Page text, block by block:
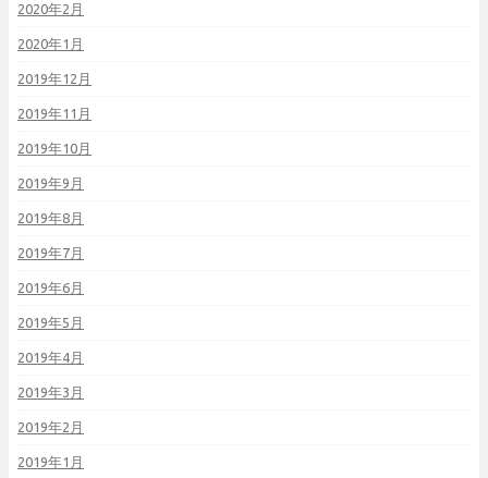
2020年2月
2020年1月
2019年12月
2019年11月
2019年10月
2019年9月
2019年8月
2019年7月
2019年6月
2019年5月
2019年4月
2019年3月
2019年2月
2019年1月